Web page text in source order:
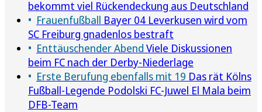
bekommt viel Rückendeckung aus Deutschland
Frauenfußball Bayer 04 Leverkusen wird vom
SC Freiburg gnadenlos bestraft
Enttäuschender Abend Viele Diskussionen
beim FC nach der Derby-Niederlage
Erste Berufung ebenfalls mit 19 Das rät Kölns
Fußball-Legende Podolski FC-Juwel El Mala beim
DFB-Team